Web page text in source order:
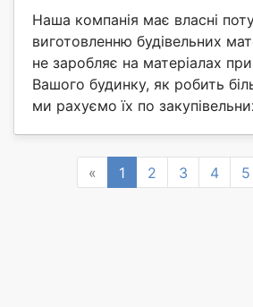
Наша компанія має власні
виготовленню будівельних
не заробляє на матеріалах при
Вашого будинку, як робить
ми рахуємо їх по
« Previous
1 2 3 4 5